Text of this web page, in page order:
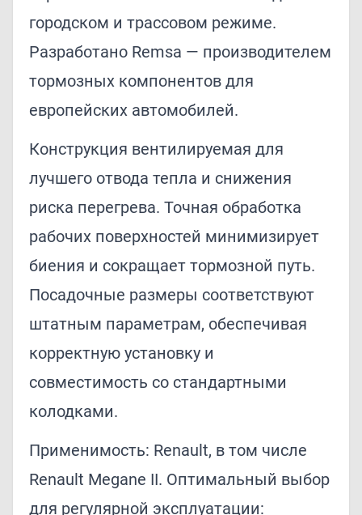
городском и трассовом режиме.
Разработано Remsa — производителем
тормозных компонентов для
европейских автомобилей.
Конструкция вентилируемая для
лучшего отвода тепла и снижения
риска перегрева. Точная обработка
рабочих поверхностей минимизирует
биения и сокращает тормозной путь.
Посадочные размеры соответствуют
штатным параметрам, обеспечивая
корректную установку и
совместимость со стандартными
колодками.
Применимость: Renault, в том числе
Renault Megane II. Оптимальный выбор
для регулярной эксплуатации: